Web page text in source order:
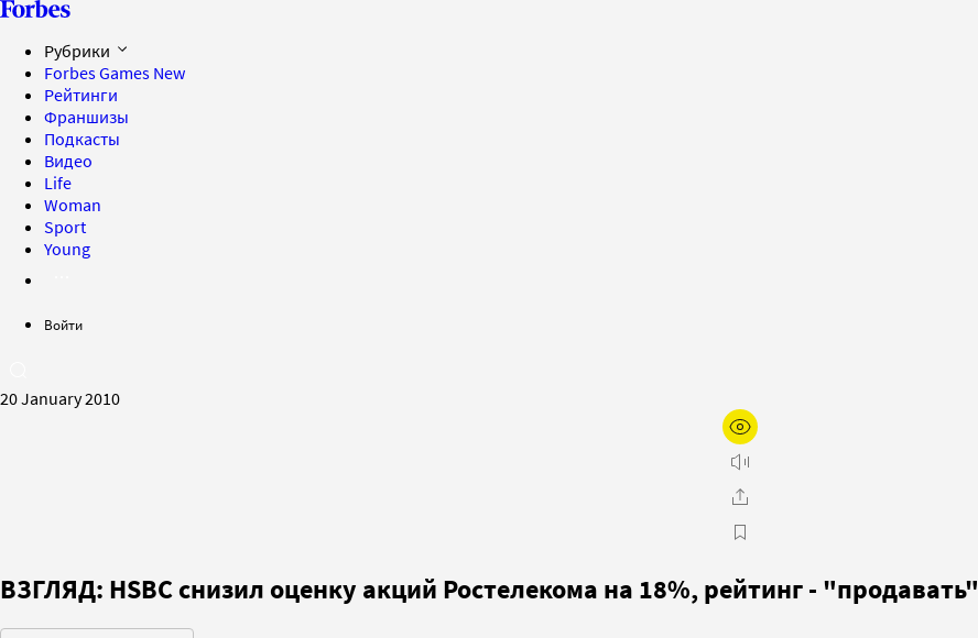
Рубрики
Forbes Games New
Рейтинги
Франшизы
Подкасты
Видео
Life
Woman
Sport
Young
Войти
20 January 2010
ВЗГЛЯД: HSBC снизил оценку акций Ростелекома на 18%, рейтинг - "продавать"